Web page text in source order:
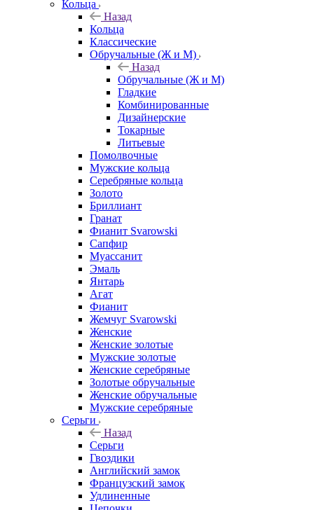
Кольца
Назад
Кольца
Классические
Обручальные (Ж и М)
Назад
Обручальные (Ж и М)
Гладкие
Комбинированные
Дизайнерские
Токарные
Литьевые
Помолвочные
Мужские кольца
Серебряные кольца
Золото
Бриллиант
Гранат
Фианит Svarowski
Сапфир
Муассанит
Эмаль
Янтарь
Агат
Фианит
Жемчуг Svarowski
Женские
Женские золотые
Мужские золотые
Женские серебряные
Золотые обручальные
Женские обручальные
Мужские серебряные
Серьги
Назад
Серьги
Гвоздики
Английский замок
Французский замок
Удлиненные